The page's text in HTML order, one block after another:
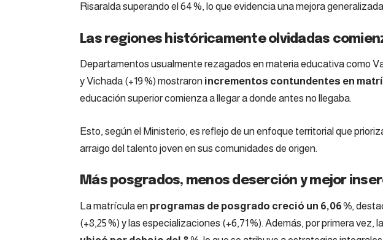
Risaralda superando el 64 %, lo que evidencia una mejora
Las regiones históricamente olvidadas
Departamentos usualmente rezagados en materia educativa como
y Vichada (+19 %) mostraron incrementos contundentes en
educación superior comienza a llegar a donde antes no llegaba.
Esto, según el Ministerio, es reflejo de un enfoque territorial que
arraigo del talento joven en sus comunidades de origen.
Más posgrados, menos deserción y mejor
La matrícula en programas de posgrado creció un 6,06 %,
(+8,25 %) y las especializaciones (+6,71 %). Además, por primera vez, la